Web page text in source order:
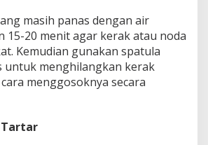
masih panas dengan air
15-20 menit agar ‎kerak atau noda
Kemudian gunakan spatula
untuk menghilangkan kerak
menggosoknya secara